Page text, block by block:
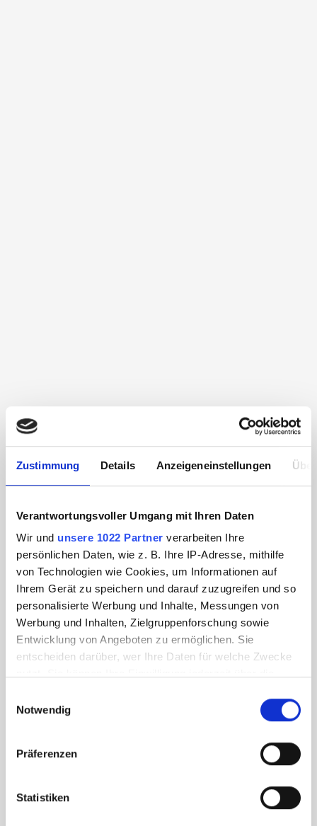
Zustimmung Details Anzeigeneinstellungen
Verantwortungsvoller Umgang mit Ihren Daten
Wir und unsere 1022 Partner verarbeiten Ihre
persönlichen Daten, wie z. B. Ihre IP-Adresse, mithilfe
von Technologien wie Cookies, um Informationen auf
Ihrem Gerät zu speichern und darauf zuzugreifen und so
personalisierte Werbung und Inhalte, Messungen von
Werbung und Inhalten, Zielgruppenforschung sowie
Entwicklung von Angeboten zu ermöglichen. Sie
entscheiden darüber, wer Ihre Daten für welche Zwecke
Trigger Symbol ändern oder widerrufen
Informationen über Ihre geografische Lage
können
Notwendig
Präferenzen
Statistiken